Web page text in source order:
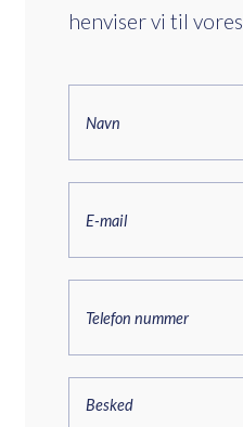
henviser vi til vores